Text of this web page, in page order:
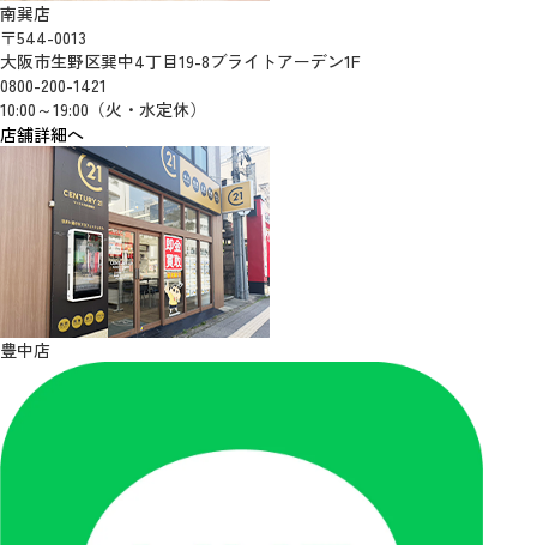
南巽店
〒544-0013
大阪市生野区巽中4丁目19-8ブライトアーデン1F
0800-200-1421
10:00～19:00（火・水定休）
店舗詳細へ
豊中店